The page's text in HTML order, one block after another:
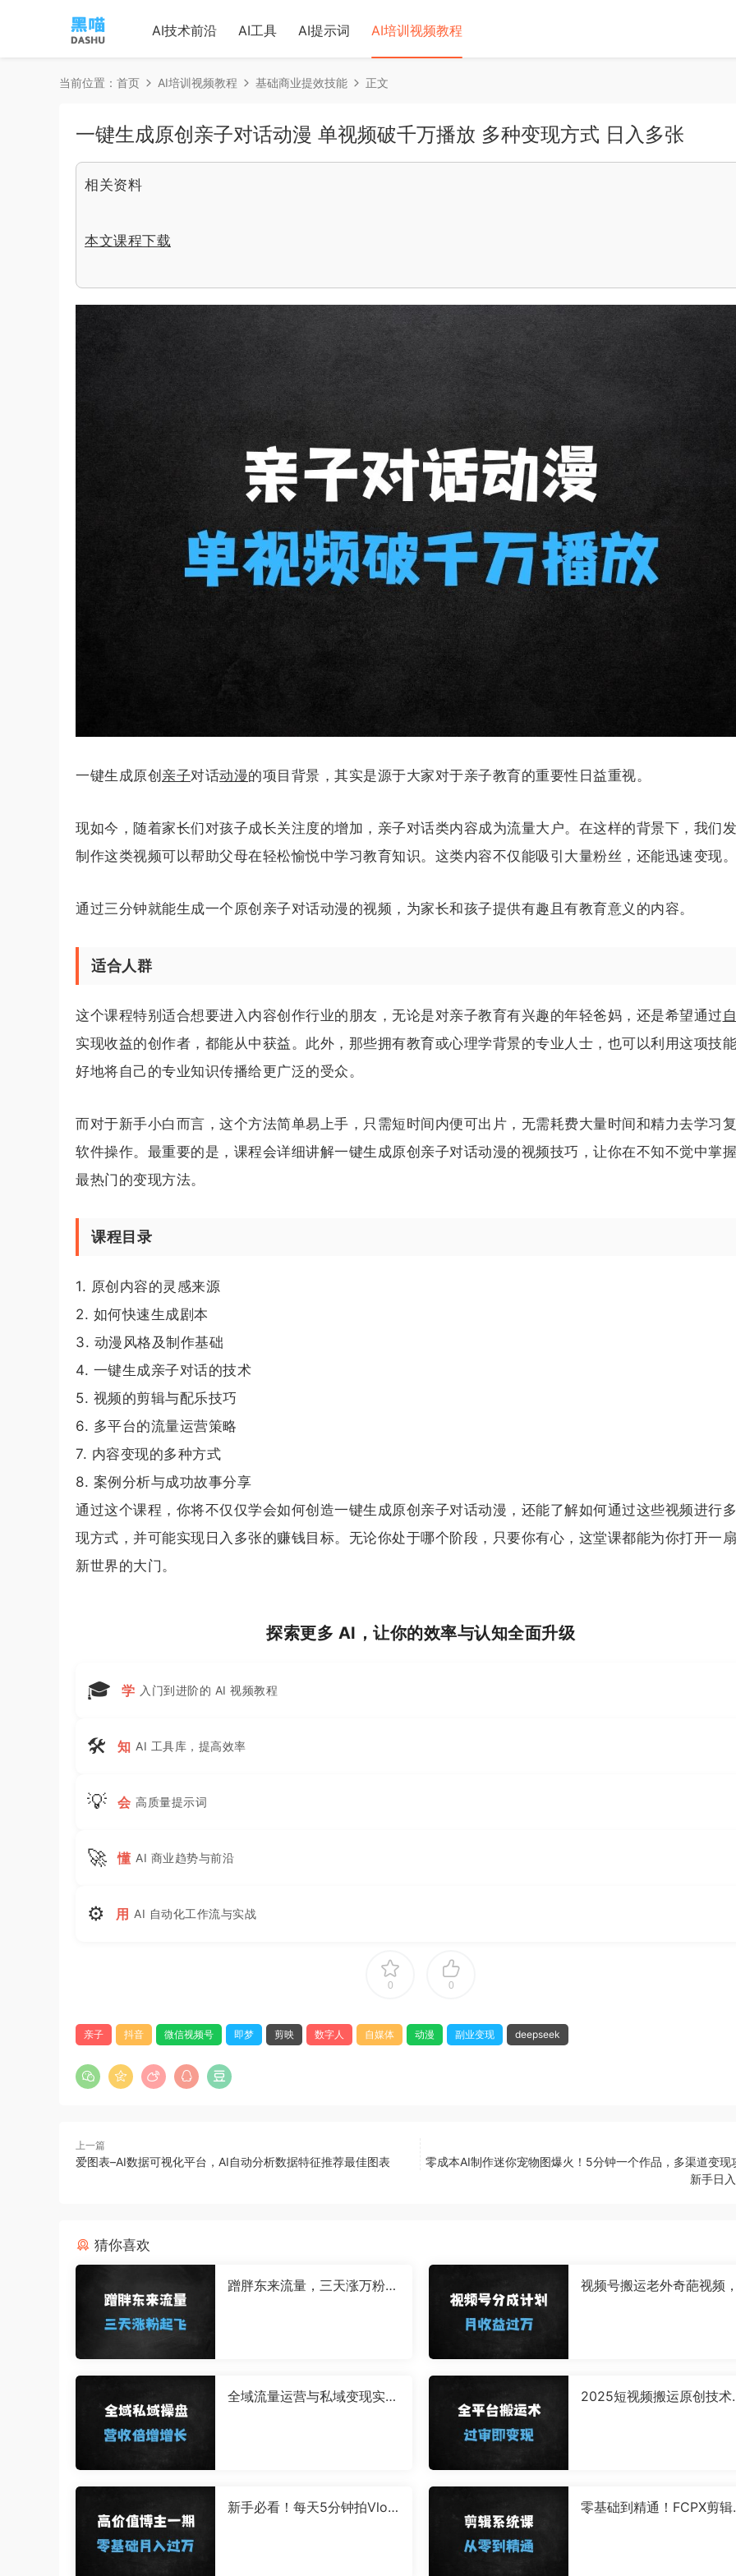
AI技术前沿 AI工具 AI提示词 AI培训视频教程
当前位置： 首页 AI培训视频教程 基础商业提效技能 正文
一键生成原创亲子对话动漫 单视频破千万播放 多种变现方式 日入多张
相关资料
本文课程下载
一键生成原创亲子对话动漫的项目背景，其实是源于大家对于亲子教育的重要性日益重视。
现如今，随着家长们对孩子成长关注度的增加，亲子对话类内容成为流量大户。在这样的背景下，我们发
制作这类视频可以帮助父母在轻松愉悦中学习教育知识。这类内容不仅能吸引大量粉丝，还能迅速变现。
通过三分钟就能生成一个原创亲子对话动漫的视频，为家长和孩子提供有趣且有教育意义的内容。
适合人群
这个课程特别适合想要进入内容创作行业的朋友，无论是对亲子教育有兴趣的年轻爸妈，还是希望通过
实现收益的创作者，都能从中获益。此外，那些拥有教育或心理学背景的专业人士，也可以利用这项技
好地将自己的专业知识传播给更广泛的受众。
而对于新手小白而言，这个方法简单易上手，只需短时间内便可出片，无需耗费大量时间和精力去学习
软件操作。最重要的是，课程会详细讲解一键生成原创亲子对话动漫的视频技巧，让你在不知不觉中掌
最热门的变现方法。
课程目录
1. 原创内容的灵感来源
2. 如何快速生成剧本
3. 动漫风格及制作基础
4. 一键生成亲子对话的技术
5. 视频的剪辑与配乐技巧
6. 多平台的流量运营策略
7. 内容变现的多种方式
8. 案例分析与成功故事分享
通过这个课程，你将不仅仅学会如何创造一键生成原创亲子对话动漫，还能了解如何通过这些视频进行
现方式，并可能实现日入多张的赚钱目标。无论你处于哪个阶段，只要你有心，这堂课都能为你打开一
新世界的大门。
探索更多 AI，让你的效率与认知全面升级
🎓 学 入门到进阶的 AI 视频教程
🛠 知 AI 工具库，提高效率
💡 会 高质量提示词
🚀 懂 AI 商业趋势与前沿
⚙ 用 AI 自动化工作流与实战
0 0
亲子 抖音 微信视频号 即梦 剪映 数字人 自媒体 动漫 副业变现 deepseek
上一篇
爱图表–AI数据可视化平台，AI自动分析数据特征推荐最佳图表
零成本AI制作迷你宠物图爆火！5分钟一个作品，多渠道变现
新手日
猜你喜欢
蹭胖东来流量，三天涨万粉，
视频号搬运老外奇葩视频
全域流量运营与私域变现实
2025短视频搬运原创技术
新手必看！每天5分钟拍Vlo
零基础到精通！FCPX剪辑